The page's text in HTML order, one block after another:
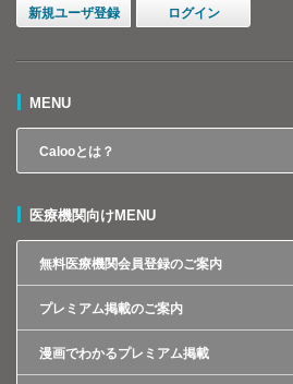
新規ユーザ登録 ログイン
MENU
Calooとは？
医療機関向けMENU
無料医療機関会員登録のご案内
プレミアム掲載のご案内
漫画でわかるプレミアム掲載